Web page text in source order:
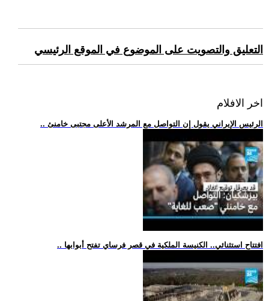
التعليق والتصويت على الموضوع في الموقع الرئيسي
اخر الافلام
.. الرئيس الإيراني يقول إن التواصل مع المرشد الأعلى مجتبى خامنئ
.. افتتاح استثنائي.. الكنيسة الملكية في قصر فرساي تفتح أبوابها